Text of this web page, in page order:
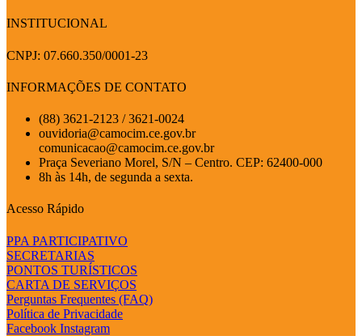
INSTITUCIONAL
CNPJ: 07.660.350/0001-23
INFORMAÇÕES DE CONTATO
(88) 3621-2123 / 3621-0024
ouvidoria@camocim.ce.gov.br
comunicacao@camocim.ce.gov.br
Praça Severiano Morel, S/N – Centro. CEP: 62400-000
8h às 14h, de segunda a sexta.
Acesso Rápido
PPA PARTICIPATIVO
SECRETARIAS
PONTOS TURÍSTICOS
CARTA DE SERVIÇOS
Perguntas Frequentes (FAQ)
Política de Privacidade
Facebook Instagram